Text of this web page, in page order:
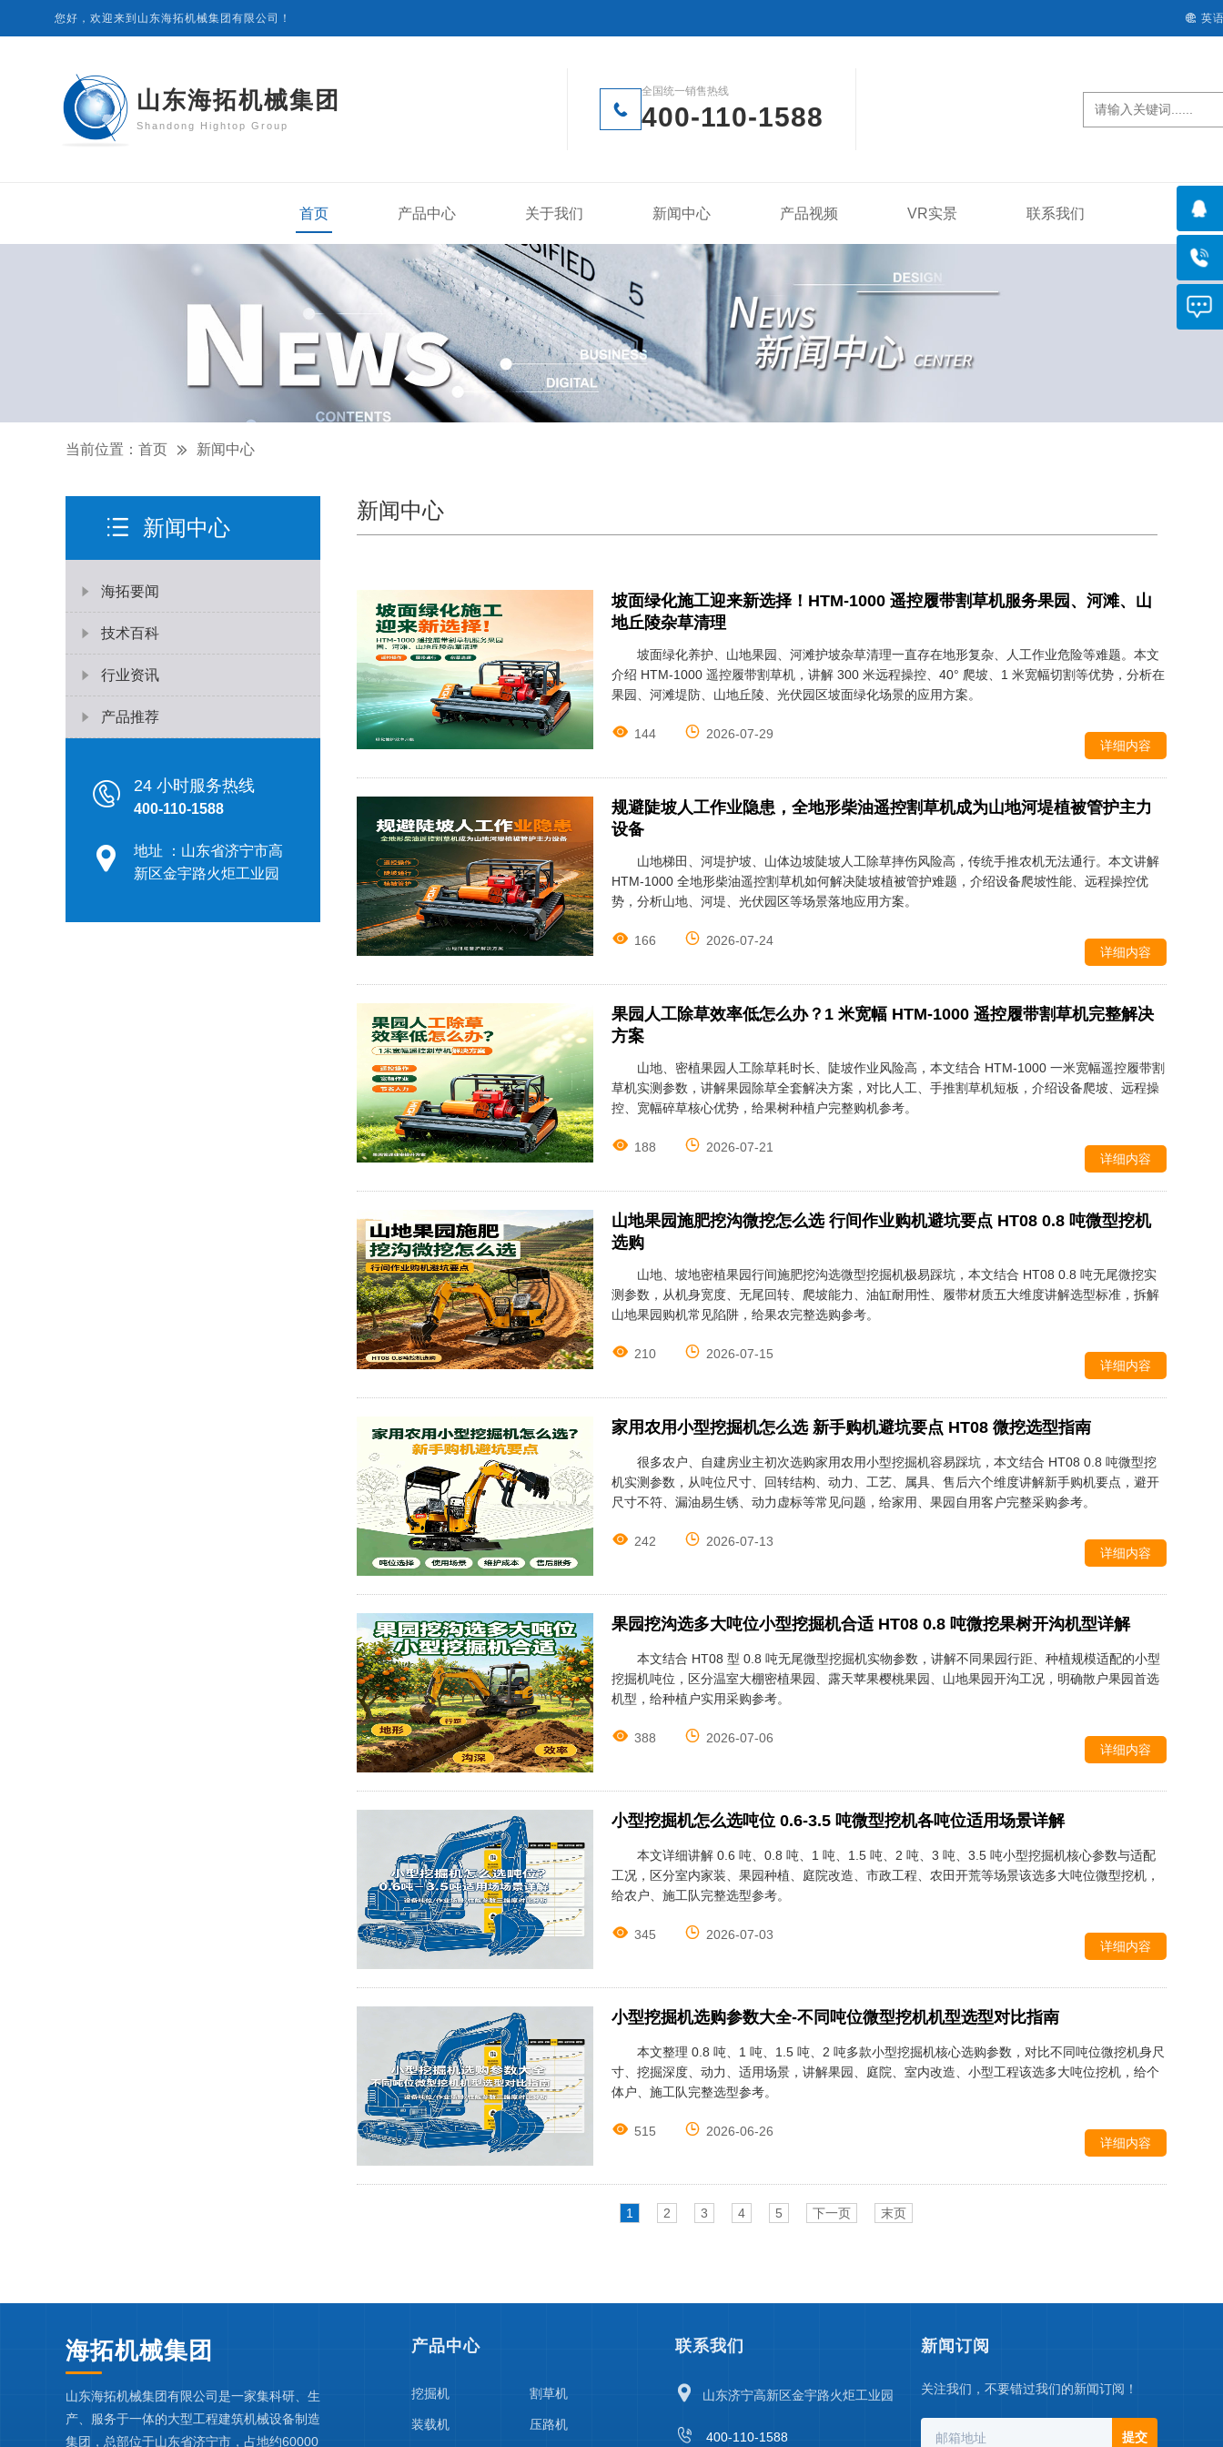
您好，欢迎来到山东海拓机械集团有限公司！  英
山东海拓机械集团
Shandong Hightop Group
全国统一销售热线
400-110-1588
首页 产品中心 关于我们 新闻中心 产品视频 VR实景 联系我们
当前位置： 首页  新闻中心
新闻中心
海拓要闻
技术百科
行业资讯
产品推荐
24 小时服务热线
400-110-1588
地址 ：山东省济宁市高
新区金宇路火炬工业园
新闻中心
坡面绿化施工迎来新选择！HTM-1000 遥控履带割草机服务果园、河滩、山
地丘陵杂草清理
坡面绿化养护、山地果园、河滩护坡杂草清理一直存在地形复杂、人工作业危险等难题。本文
介绍 HTM-1000 遥控履带割草机，讲解 300 米远程操控、40° 爬坡、1 米宽幅切割等优势，分析在
果园、河滩堤防、山地丘陵、光伏园区坡面绿化场景的应用方案。
 144  2026-07-29
详细内容
规避陡坡人工作业隐患，全地形柴油遥控割草机成为山地河堤植被管护主力
设备
山地梯田、河堤护坡、山体边坡陡坡人工除草摔伤风险高，传统手推农机无法通行。本文讲解
HTM-1000 全地形柴油遥控割草机如何解决陡坡植被管护难题，介绍设备爬坡性能、远程操控优
势，分析山地、河堤、光伏园区等场景落地应用方案。
 166  2026-07-24
详细内容
果园人工除草效率低怎么办？1 米宽幅 HTM-1000 遥控履带割草机完整解决
方案
山地、密植果园人工除草耗时长、陡坡作业风险高，本文结合 HTM-1000 一米宽幅遥控履带割
草机实测参数，讲解果园除草全套解决方案，对比人工、手推割草机短板，介绍设备爬坡、远程操
控、宽幅碎草核心优势，给果树种植户完整购机参考。
 188  2026-07-21
详细内容
山地果园施肥挖沟微挖怎么选 行间作业购机避坑要点 HT08 0.8 吨微型挖机
选购
山地、坡地密植果园行间施肥挖沟选微型挖掘机极易踩坑，本文结合 HT08 0.8 吨无尾微挖实
测参数，从机身宽度、无尾回转、爬坡能力、油缸耐用性、履带材质五大维度讲解选型标准，拆解
山地果园购机常见陷阱，给果农完整选购参考。
 210  2026-07-15
详细内容
家用农用小型挖掘机怎么选 新手购机避坑要点 HT08 微挖选型指南
很多农户、自建房业主初次选购家用农用小型挖掘机容易踩坑，本文结合 HT08 0.8 吨微型挖
机实测参数，从吨位尺寸、回转结构、动力、工艺、属具、售后六个维度讲解新手购机要点，避开
尺寸不符、漏油易生锈、动力虚标等常见问题，给家用、果园自用客户完整采购参考。
 242  2026-07-13
详细内容
果园挖沟选多大吨位小型挖掘机合适 HT08 0.8 吨微挖果树开沟机型详解
本文结合 HT08 型 0.8 吨无尾微型挖掘机实物参数，讲解不同果园行距、种植规模适配的小型
挖掘机吨位，区分温室大棚密植果园、露天苹果樱桃果园、山地果园开沟工况，明确散户果园首选
机型，给种植户实用采购参考。
 388  2026-07-06
详细内容
小型挖掘机怎么选吨位 0.6-3.5 吨微型挖机各吨位适用场景详解
本文详细讲解 0.6 吨、0.8 吨、1 吨、1.5 吨、2 吨、3 吨、3.5 吨小型挖掘机核心参数与适配
工况，区分室内家装、果园种植、庭院改造、市政工程、农田开荒等场景该选多大吨位微型挖机，
给农户、施工队完整选型参考。
 345  2026-07-03
详细内容
小型挖掘机选购参数大全-不同吨位微型挖机机型选型对比指南
本文整理 0.8 吨、1 吨、1.5 吨、2 吨多款小型挖掘机核心选购参数，对比不同吨位微挖机身尺
寸、挖掘深度、动力、适用场景，讲解果园、庭院、室内改造、小型工程该选多大吨位挖机，给个
体户、施工队完整选型参考。
 515  2026-06-26
详细内容
1 2 3 4 5 下一页 末页
海拓机械集团
山东海拓机械集团有限公司是一家集科研、生
产、服务于一体的大型工程建筑机械设备制造
集团，总部位于山东省济宁市，占地约60000
产品中心
挖掘机 割草机
装载机 压路机
联系我们
 山东济宁高新区金宇路火炬工业园
 400-110-1588
新闻订阅
关注我们，不要错过我们的新闻订阅！